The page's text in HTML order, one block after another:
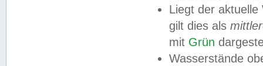
Liegt der
gilt dies als
mit Grün
Wasserstände